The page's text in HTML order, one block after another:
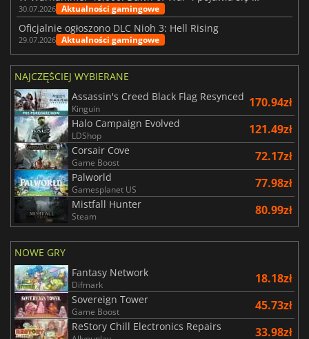
30.07.2026 Aktualności gamingowe
Oficjalnie ogłoszono DLC Nioh 3: Hell Rising
29.07.2026 Aktualności gamingowe
NAJCZĘŚCIEJ WYBIERANE
Assassin's Creed Black Flag Resynced
Kinguin 170.94zł
Halo Campaign Evolved
LDShop 121.49zł
Corsair Cove
Game Boost 72.17zł
Palworld
Gamesplanet US 77.98zł
Mistfall Hunter
Steam 80.99zł
NOWE GRY
Fantasy Network
Difmark 18.18zł
Sovereign Tower
Game Boost 45.73zł
ReStory Chill Electronics Repairs 33.98zł